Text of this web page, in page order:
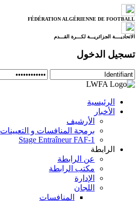
FÉDÉRATION ALGÉRIENNE DE FOOTBALL
الاتحاديــــة الجزائريـــة لكـــرة القـــدم
تسجيل الدخول
الرئيسية
الأخبار
الأرشيف
برمجة المنافسات و التعيينات
Stage Entraîneur FAF-1
الرابطة
عن الرابطة
مكتب الرابطة
الإدارة
اللجان
المنافسات